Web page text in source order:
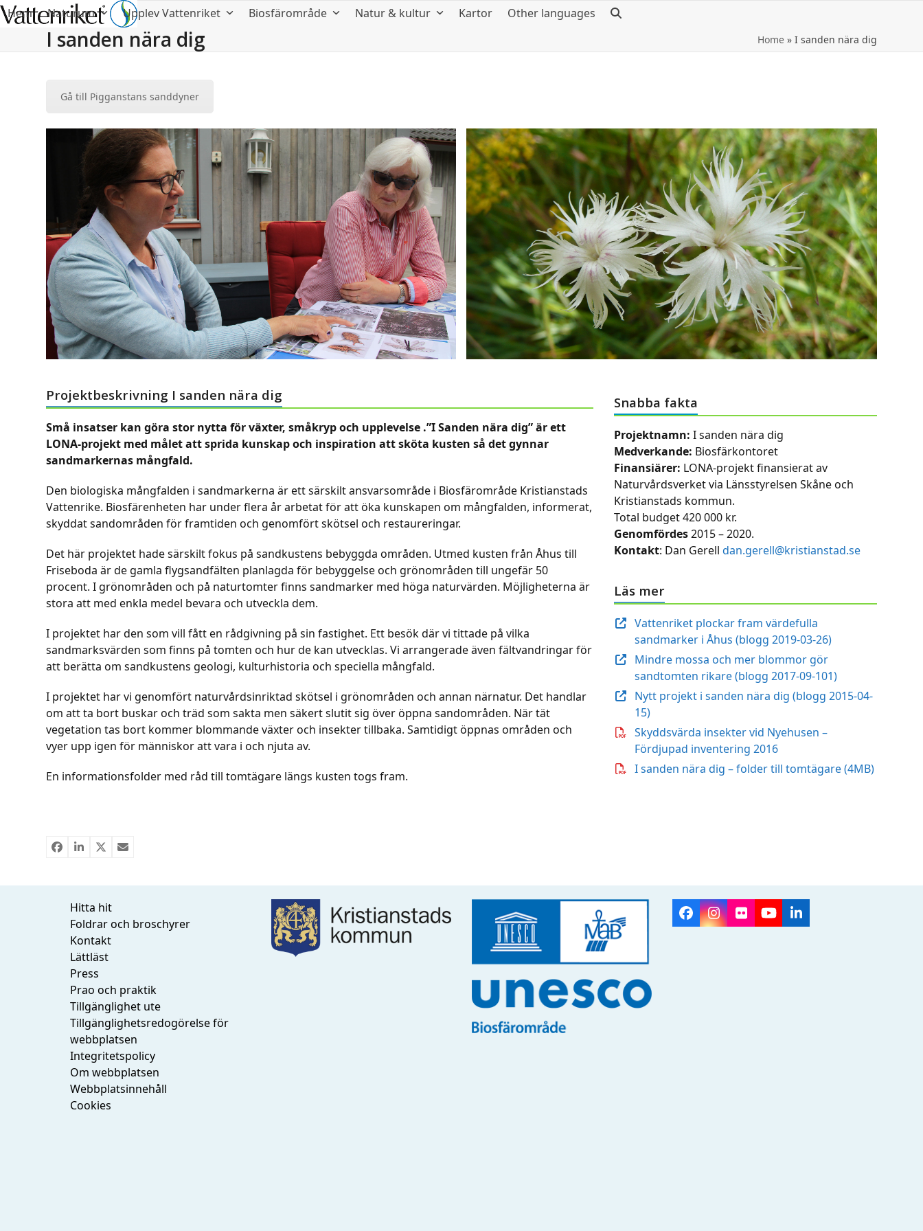
Hem Naturum Upplev Vattenriket Biosfärområde Natur & kultur Kartor Other languages
I sanden nära dig Home» I sanden nära dig
Gå till Pigganstans sanddyner
arrow
keys
to
access
the
carousel
navigation
buttons
Projektbeskrivning I sanden nära dig
Små insatser kan göra stor nytta för växter, småkryp och upplevelse .”I Sanden nära dig” är ett
LONA-projekt med målet att sprida kunskap och inspiration att sköta kusten så det gynnar
sandmarkernas mångfald.
Den biologiska mångfalden i sandmarkerna är ett särskilt ansvarsområde i Biosfärområde Kristianstads
Vattenrike. Biosfärenheten har under flera år arbetat för att öka kunskapen om mångfalden, informerat,
skyddat sandområden för framtiden och genomfört skötsel och restaureringar.
Det här projektet hade särskilt fokus på sandkustens bebyggda områden. Utmed kusten från Åhus till
Friseboda är de gamla flygsandfälten planlagda för bebyggelse och grönområden till ungefär 50
procent. I grönområden och på naturtomter finns sandmarker med höga naturvärden. Möjligheterna är
stora att med enkla medel bevara och utveckla dem.
I projektet har den som vill fått en rådgivning på sin fastighet. Ett besök där vi tittade på vilka
sandmarksvärden som finns på tomten och hur de kan utvecklas. Vi arrangerade även fältvandringar för
att berätta om sandkustens geologi, kulturhistoria och speciella mångfald.
I projektet har vi genomfört naturvårdsinriktad skötsel i grönområden och annan närnatur. Det handlar
om att ta bort buskar och träd som sakta men säkert slutit sig över öppna sandområden. När tät
vegetation tas bort kommer blommande växter och insekter tillbaka. Samtidigt öppnas områden och
vyer upp igen för människor att vara i och njuta av.
En informationsfolder med råd till tomtägare längs kusten togs fram.
Snabba fakta
Projektnamn: I sanden nära dig
Medverkande: Biosfärkontoret
Finansiärer: LONA-projekt finansierat av
Naturvårdsverket via Länsstyrelsen Skåne och
Kristianstads kommun.
Total budget 420 000 kr.
Genomfördes2015 – 2020.
Kontakt: Dan Gerell dan.gerell@kristianstad.se
Läs mer
Vattenriket plockar fram värdefulla
sandmarker i Åhus (blogg 2019-03-26)
Mindre mossa och mer blommor gör
sandtomten rikare (blogg 2017-09-101)
Nytt projekt i sanden nära dig (blogg 2015-04-
15)
Skyddsvärda insekter vid Nyehusen –
Fördjupad inventering 2016
I sanden nära dig – folder till tomtägare (4MB)
Hitta hit
Foldrar och broschyrer
Kontakt
Lättläst
Press
Prao och praktik
Tillgänglighet ute
Tillgänglighetsredogörelse för
webbplatsen
Integritetspolicy
Om webbplatsen
Webbplatsinnehåll
Cookies
Facebook
Instagram
FlickrYouTubeLinkedIn